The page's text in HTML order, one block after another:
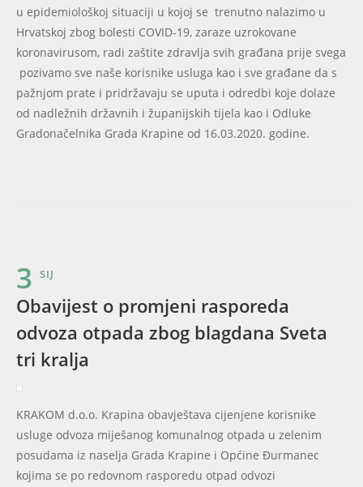
u epidemiološkoj situaciji u kojoj se trenutno nalazimo u
Hrvatskoj zbog bolesti COVID-19, zaraze uzrokovane
koronavirusom, radi zaštite zdravlja svih građana prije svega
pozivamo sve naše korisnike usluga kao i sve građane da s
pažnjom prate i pridržavaju se uputa i odredbi koje dolaze
od nadležnih državnih i županijskih tijela kao i Odluke
Gradonačelnika Grada Krapine od 16.03.2020. godine.
3 SIJ
Obavijest o promjeni rasporeda
odvoza otpada zbog blagdana Sveta
tri kralja
KRAKOM d.o.o. Krapina obavještava cijenjene korisnike
usluge odvoza miješanog komunalnog otpada u zelenim
posudama iz naselja Grada Krapine i Općine Đurmanec
kojima se po redovnom rasporedu otpad odvozi